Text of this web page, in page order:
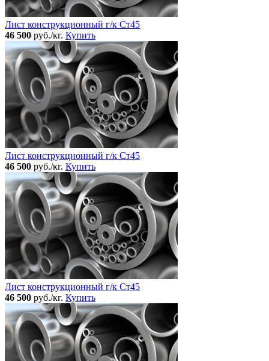
Лист конструкционный г/к Ст45
46 500 руб./кг. Купить
Лист конструкционный г/к Ст45
46 500 руб./кг. Купить
Лист конструкционный г/к Ст45
46 500 руб./кг. Купить